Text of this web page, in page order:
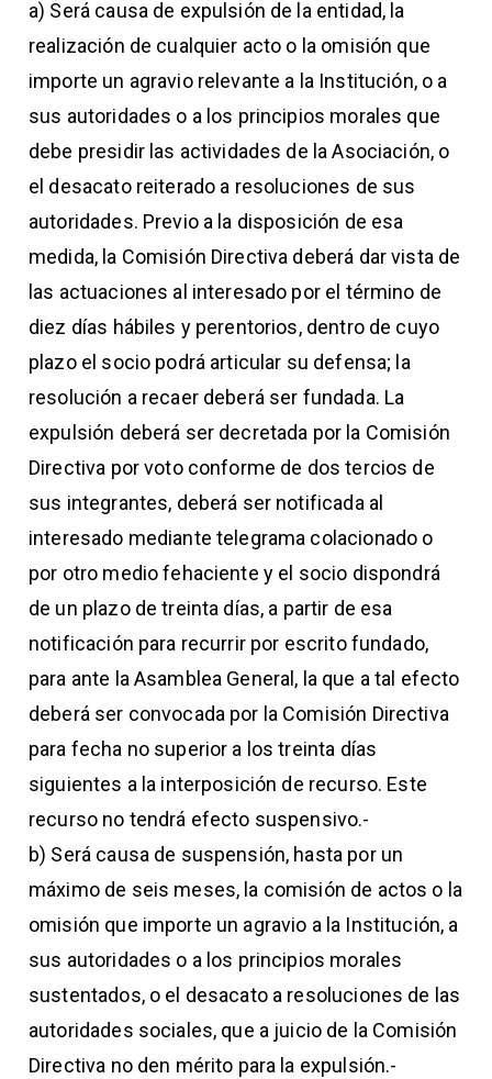
a) Será causa de expulsión de la entidad, la
realización de cualquier acto o la omisión que
importe un agravio relevante a la Institución, o a
sus autoridades o a los principios morales que
debe presidir las actividades de la Asociación, o
el desacato reiterado a resoluciones de sus
autoridades. Previo a la disposición de esa
medida, la Comisión Directiva deberá dar vista de
las actuaciones al interesado por el término de
diez días hábiles y perentorios, dentro de cuyo
plazo el socio podrá articular su defensa; la
resolución a recaer deberá ser fundada. La
expulsión deberá ser decretada por la Comisión
Directiva por voto conforme de dos tercios de
sus integrantes, deberá ser notificada al
interesado mediante telegrama colacionado o
por otro medio fehaciente y el socio dispondrá
de un plazo de treinta días, a partir de esa
notificación para recurrir por escrito fundado,
para ante la Asamblea General, la que a tal efecto
deberá ser convocada por la Comisión Directiva
para fecha no superior a los treinta días
siguientes a la interposición de recurso. Este
recurso no tendrá efecto suspensivo.-
b) Será causa de suspensión, hasta por un
máximo de seis meses, la comisión de actos o la
omisión que importe un agravio a la Institución, a
sus autoridades o a los principios morales
sustentados, o el desacato a resoluciones de las
autoridades sociales, que a juicio de la Comisión
Directiva no den mérito para la expulsión.-